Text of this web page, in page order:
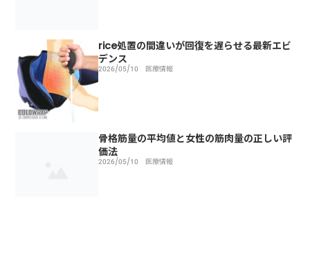
rice処置の間違いが回復を遅らせる最新エビ
デンス
2026/05/10 医療情報
骨格筋量の平均値と女性の筋肉量の正しい評
価法
2026/05/10 医療情報